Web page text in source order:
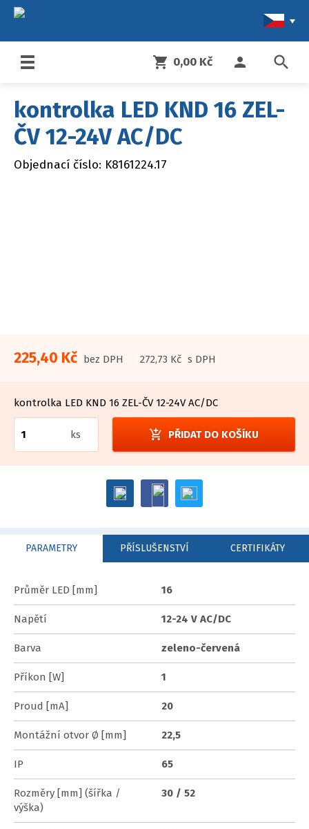
Toggle
search
person
shopping_cart 0,00 Kč
kontrolka LED KND 16 ZEL-
ČV 12-24V AC/DC
Objednací číslo: K8161224.17
225,40 Kč bez DPH 272,73 Kč s DPH
kontrolka LED KND 16 ZEL-ČV 12-24V AC/DC
ks add_shopping_cart PŘIDAT DO KOŠÍKU
PARAMETRY PŘÍSLUŠENSTVÍ CERTIFIKÁTY
Průměr LED [mm] 16
Napětí 12-24 V AC/DC
Barva zeleno-červená
Příkon [W] 1
Proud [mA] 20
Montážní otvor Ø [mm] 22,5
IP 65
Rozměry [mm] (šířka /
výška)
30 / 52